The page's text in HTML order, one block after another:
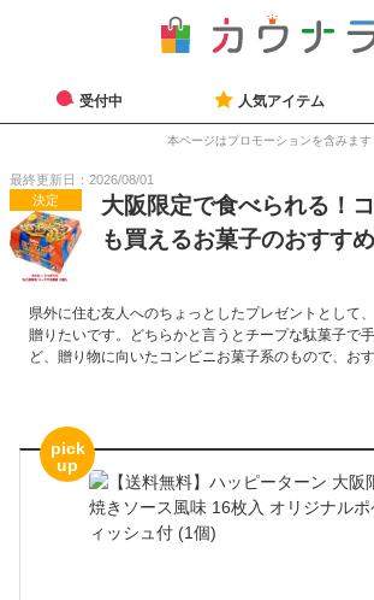
受付中 人気アイテム
本ページはプロモーションを含みます
最終更新日：2026/08/01
決定
大阪限定で食べられる！
も買えるお菓子のおすす
県外に住む友人へのちょっとしたプレゼントとして
贈りたいです。どちらかと言うとチープな駄菓子で
ど、贈り物に向いたコンビニお菓子系のもので、お
pick
up